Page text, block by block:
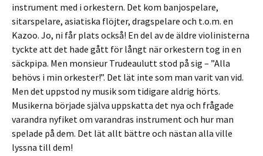
instrument med i orkestern. Det kom banjospelare,
sitarspelare, asiatiska flöjter, dragspelare och t.o.m. en
Kazoo. Jo, ni får plats också! En del av de äldre violinisterna
tyckte att det hade gått för långt när orkestern tog in en
säckpipa. Men monsieur Trudeaulutt stod på sig – ”Alla
behövs i min orkester!”. Det lät inte som man varit van vid.
Men det uppstod ny musik som tidigare aldrig hörts.
Musikerna började själva uppskatta det nya och frågade
varandra nyfiket om varandras instrument och hur man
spelade på dem. Det lät allt bättre och nästan alla ville
lyssna till dem!